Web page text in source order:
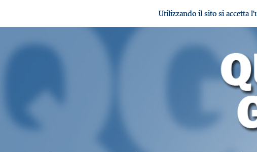
Utilizzando il sito si accetta